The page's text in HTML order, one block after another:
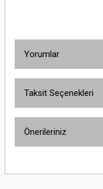
Yorumlar
Taksit Seçenekleri
Önerileriniz
yetersiz gördüğünüz